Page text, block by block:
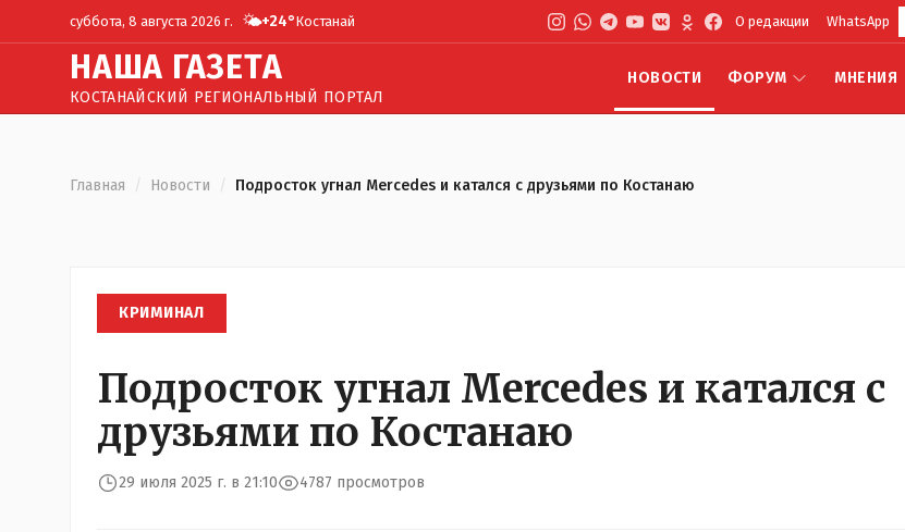
суббота, 8 августа 2026 г. 🌤️+24°Костанай О редакции WhatsApp
НАША ГАЗЕТА
КОСТАНАЙСКИЙ РЕГИОНАЛЬНЫЙ ПОРТАЛ
НОВОСТИ ФОРУМ МНЕНИЯ
Главная / Новости / Подросток угнал Mercedes и катался с друзьями по Костанаю
КРИМИНАЛ
Подросток угнал Mercedes и катался с
друзьями по Костанаю
29 июля 2025 г. в 21:10 4787 просмотров